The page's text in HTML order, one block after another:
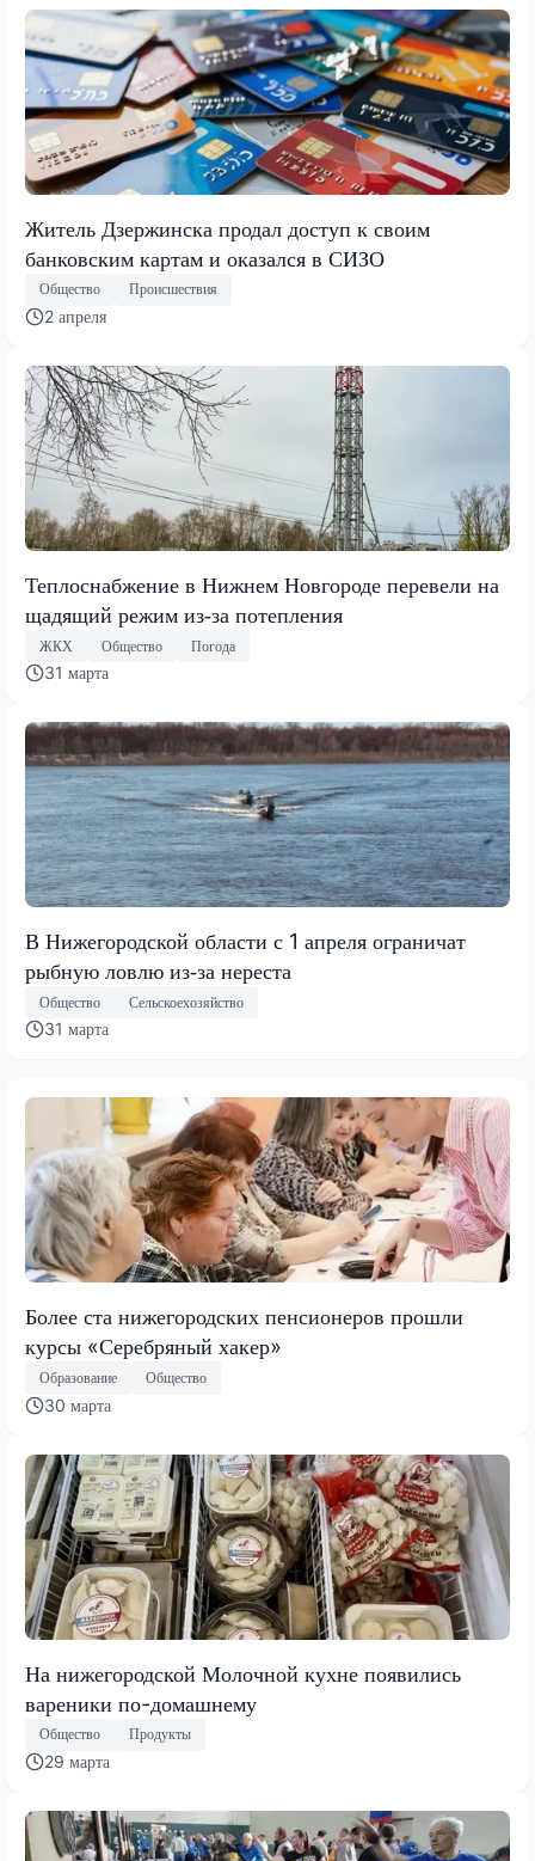
Житель Дзержинска продал доступ к своим
банковским картам и оказался в СИЗО
Общество Происшествия
2 апреля
Теплоснабжение в Нижнем Новгороде перевели на
щадящий режим из‑за потепления
ЖКХ Общество Погода
31 марта
В Нижегородской области с 1 апреля ограничат
рыбную ловлю из‑за нереста
Общество Сельскоехозяйство
31 марта
Более ста нижегородских пенсионеров прошли
курсы «Серебряный хакер»
Образование Общество
30 марта
На нижегородской Молочной кухне появились
вареники по-домашнему
Общество Продукты
29 марта